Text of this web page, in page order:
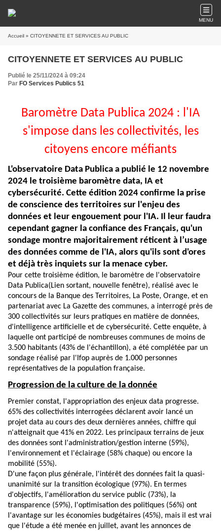
MENU
Accueil » CITOYENNETE ET SERVICES AU PUBLIC
CITOYENNETE ET SERVICES AU PUBLIC
Publié le 25/11/2024 à 09:24
Par FO Services Publics 51
Baromètre Data Publica 2024 : l'IA
s'impose dans les collectivités, les
citoyens encore méfiants
L'observatoire Data Publica a publié le 12 novembre
2024 le troisième baromètre data, IA et
cybersécurité. Cette édition 2024 confirme la prise
de conscience des territoires sur l'enjeu des
données et leur engouement pour l'IA. Il leur faudra
cependant gagner la confiance des Français, qu'un
sondage montre majoritairement réticent à l’usage
des données comme de l'IA, alors qu'ils sont d'ores
et déjà très inquiets sur la menace cyber.
Pour cette troisième édition, le baromètre de l'observatoire
Data Publica(Lien sortant, nouvelle fenêtre), réalisé avec le
concours de la Banque des Territoires, La Poste, Orange, et en
partenariat avec La Gazette des communes, a interrogé près de
300 collectivités sur leurs pratiques en matière de données,
d'intelligence artificielle et de cybersécurité. Cette enquête, à
laquelle ont participé de nombreuses communes de moins de
3.500 habitants (43% de l'échantillon), a été complétée par un
sondage réalisé par l'Ifop auprès de 1.000 personnes
représentatives de la population française.
Progression de la culture de la donnée
Premier constat, l'appropriation des enjeux data progresse.
65% des collectivités interrogées déclarent avoir lancé un
projet data au cours des deux dernières années, chiffre qui
n'atteignait que 41% en 2022. Les principaux terrains de jeux
des données sont l'administration/gestion interne (59%),
l'environnement et l'éclairage (58% chaque) ou encore la
mobilité (55%).
D'une façon plus générale, l'intérêt des données fait la quasi-
unanimité sur la transition écologique (97%). En termes
d'objectifs, l'amélioration du service public (73%), la
transparence (59%), l'optimisation des politiques (56%) ont
l'avantage sur les économies budgétaires (45%), mais il est vrai
que l'étude a été menée en juillet, avant les annonces de